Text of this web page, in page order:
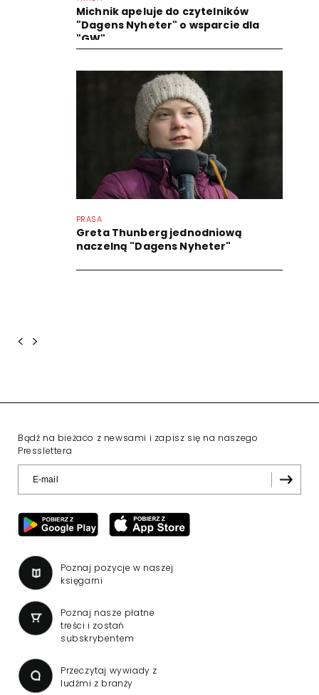
Michnik apeluje do czytelników
"Dagens Nyheter" o wsparcie dla
"GW"
PRASA
Greta Thunberg jednodniową
naczelną "Dagens Nyheter"
< >
Bądź na bieżaco z newsami i zapisz się na naszego
Presslettera
Poznaj pozycje w naszej
księgarni
Poznaj nasze płatne
treści i zostań
subskrybentem
Przeczytaj wywiady z
ludźmi z branży